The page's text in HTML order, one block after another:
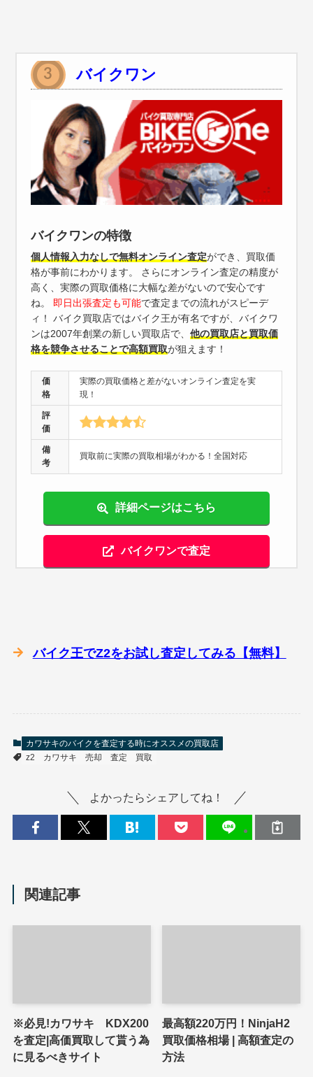
バイクワン
バイクワンの特徴
個人情報入力なしで無料オンライン査定ができ、買取価
格が事前にわかります。 さらにオンライン査定の精度が
高く、実際の買取価格に大幅な差がないので安心です
ね。
即日出張査定も可能で査定までの流れがスピーデ
ィ！ バイク買取店ではバイク王が有名ですが、バイクワ
ンは2007年創業の新しい買取店で、 他の買取店と買取価
格を競争させることで高額買取が狙えます！
価
格
実際の買取価格と差がないオンライン査定を実
現！
評
価
備
考
買取前に実際の買取相場がわかる！全国対応
詳細ページはこちら
バイクワンで査定
バイク王でZ2をお試し査定してみる【無料】
カワサキのバイクを査定する時にオススメの買取店
z2
カワサキ 売却 査定 買取
よかったらシェアしてね！
関連記事
※必見!カワサキ KDX200
を査定|高価買取して貰う為
に見るべきサイト
最高額220万円！NinjaH2
買取価格相場 | 高額査定の
方法